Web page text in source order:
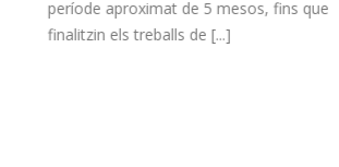
període aproximat de 5 mesos, fins que
finalitzin els treballs de [...]